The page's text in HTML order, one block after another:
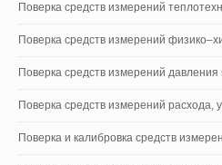
Поверка средств измерений
Поверка средств измерений
Поверка средств измерений давления
Поверка средств измерений расхода,
Поверка и калибровка средств